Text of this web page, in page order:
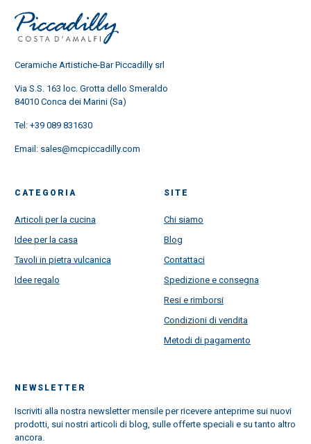
Ceramiche Artistiche-Bar Piccadilly srl
Via S.S. 163 loc. Grotta dello Smeraldo
84010 Conca dei Marini (Sa)
Tel: +39 089 831630
Email: sales@mcpiccadilly.com
CATEGORIA
Articoli per la cucina
Idee per la casa
Tavoli in pietra vulcanica
Idee regalo
SITE
Chi siamo
Blog
Contattaci
Spedizione e consegna
Resi e rimborsi
Condizioni di vendita
Metodi di pagamento
NEWSLETTER
Iscriviti alla nostra newsletter mensile per ricevere anteprime sui nuovi
prodotti, sui nostri articoli di blog, sulle offerte speciali e su tanto altro
ancora.